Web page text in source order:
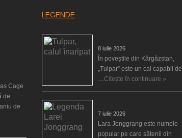
Cage
de
de
LEGENDE
8 iulie 2026
În poveștile din Kârgâzstan,
„Tulpar” este un cal capabil de
…Citește în continuare »
7 iulie 2026
Lara Jonggrang este numele
popular pe care sătenii din